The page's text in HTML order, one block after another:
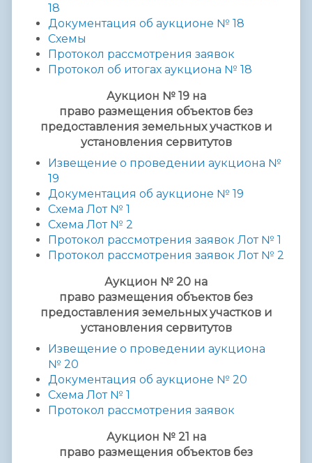
18
Документация об аукционе № 18
Схемы
Протокол рассмотрения заявок
Протокол об итогах аукциона № 18
Аукцион № 19 на
право размещения объектов без
предоставления земельных участков и
установления сервитутов
Извещение о проведении аукциона №
19
Документация об аукционе № 19
Схема Лот № 1
Схема Лот № 2
Протокол рассмотрения заявок Лот № 1
Протокол рассмотрения заявок Лот № 2
Аукцион № 20 на
право размещения объектов без
предоставления земельных участков и
установления сервитутов
Извещение о проведении аукциона
№ 20
Документация об аукционе № 20
Схема Лот № 1
Протокол рассмотрения заявок
Аукцион № 21 на
право размещения объектов без